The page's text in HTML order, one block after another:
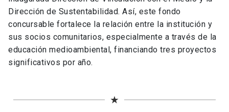
Dirección de Sustentabilidad. Así, este fondo
concursable fortalece la relación entre la institución y
sus socios comunitarios, especialmente a través de la
educación medioambiental, financiando tres proyectos
significativos por año.
★